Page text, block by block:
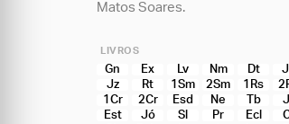
Matos Soares.
LIVROS
Gn Ex Lv Nm Dt
Jz
Rt 1Sm 2Sm 1Rs
1Cr
2Cr Esd Ne Tb
Est
Jó Sl Pr Ecl